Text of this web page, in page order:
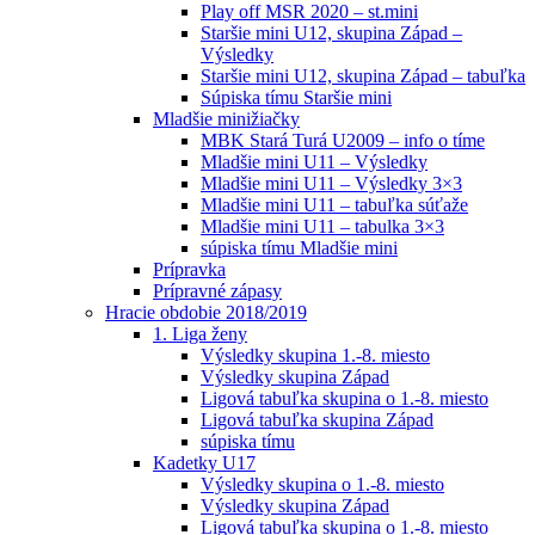
Play off MSR 2020 – st.mini
Staršie mini U12, skupina Západ –
Výsledky
Staršie mini U12, skupina Západ – tabuľka
Súpiska tímu Staršie mini
Mladšie minižiačky
MBK Stará Turá U2009 – info o tíme
Mladšie mini U11 – Výsledky
Mladšie mini U11 – Výsledky 3×3
Mladšie mini U11 – tabuľka súťaže
Mladšie mini U11 – tabulka 3×3
súpiska tímu Mladšie mini
Prípravka
Prípravné zápasy
Hracie obdobie 2018/2019
1. Liga ženy
Výsledky skupina 1.-8. miesto
Výsledky skupina Západ
Ligová tabuľka skupina o 1.-8. miesto
Ligová tabuľka skupina Západ
súpiska tímu
Kadetky U17
Výsledky skupina o 1.-8. miesto
Výsledky skupina Západ
Ligová tabuľka skupina o 1.-8. miesto